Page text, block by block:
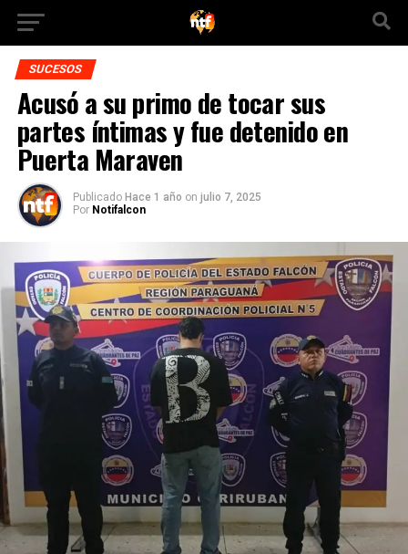
SUCESOS
Acusó a su primo de tocar sus
partes íntimas y fue detenido en
Puerta Maraven
Publicado Hace 1 año on julio 7, 2025
Por Notifalcon